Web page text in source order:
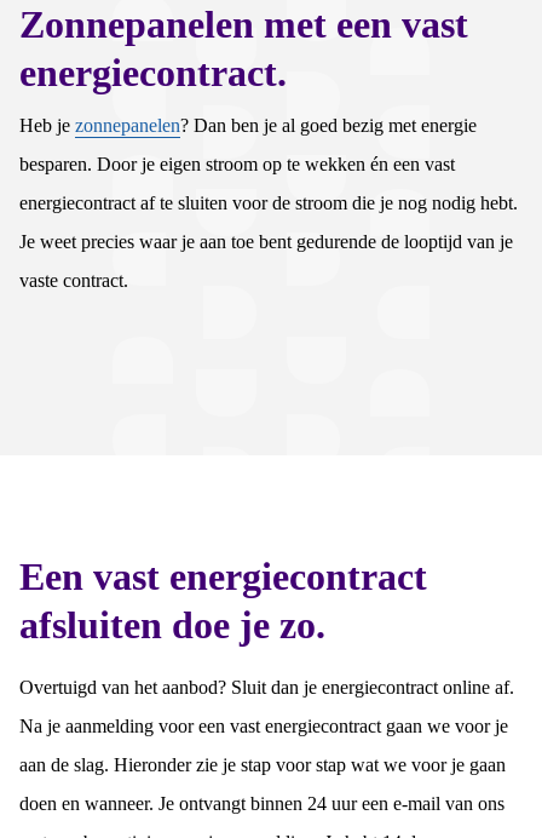
Zonnepanelen met een vast
energiecontract.
Heb je zonnepanelen? Dan ben je al goed bezig met energie
besparen. Door je eigen stroom op te wekken én een vast
energiecontract af te sluiten voor de stroom die je nog nodig hebt.
Je weet precies waar je aan toe bent gedurende de looptijd van je
vaste contract.
Een vast energiecontract
afsluiten doe je zo.
Overtuigd van het aanbod? Sluit dan je energiecontract online af.
Na je aanmelding voor een vast energiecontract gaan we voor je
aan de slag. Hieronder zie je stap voor stap wat we voor je gaan
doen en wanneer. Je ontvangt binnen 24 uur een e-mail van ons